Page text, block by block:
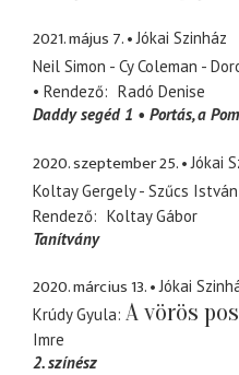
2021. május 7.
Jókai Szinház
Neil Simon - Cy Coleman -
Rendező
Radó Denise
Daddy segéd 1
Portás a
2020. szeptember 25.
Jókai
Koltay Gergely - Szűcs István
Rendező
Koltay Gábor
Tanítvány
2020. március 13.
Jókai
Krúdy Gyula A vörös
Imre
2. színész